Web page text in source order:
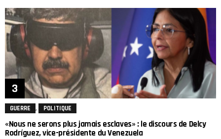
GUERRE , POLITIQUE
«Nous ne serons plus jamais esclaves» : le discours de Delcy
Rodríguez, vice-présidente du Venezuela